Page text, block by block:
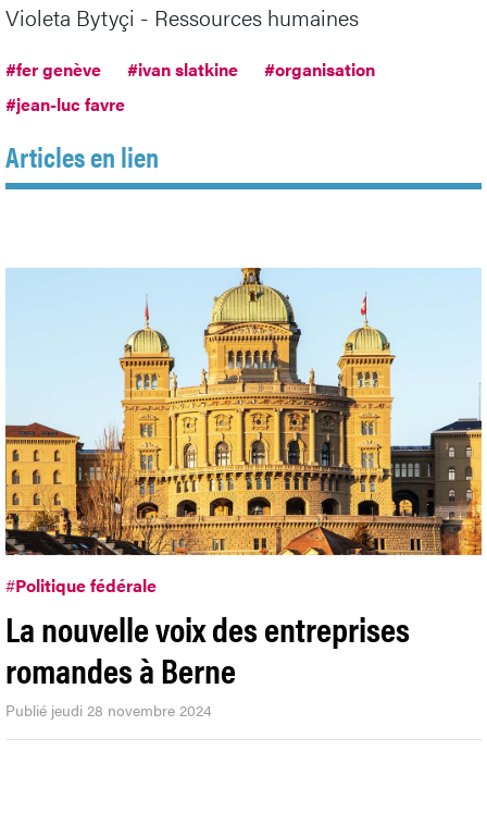
Violeta Bytyçi - Ressources humaines
#fer genève #ivan slatkine
#organisation
#jean-luc favre
Articles en lien
#Politique fédérale
La nouvelle voix des entreprises
romandes à Berne
Publié jeudi 28 novembre 2024